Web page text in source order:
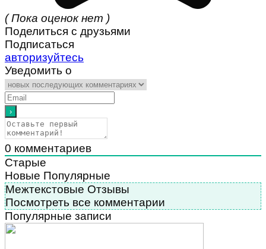
( Пока оценок нет )
Поделиться с друзьями
Подписаться
авторизуйтесь
Уведомить о
0 комментариев
Старые
Новые Популярные
Межтекстовые Отзывы
Посмотреть все комментарии
Популярные записи